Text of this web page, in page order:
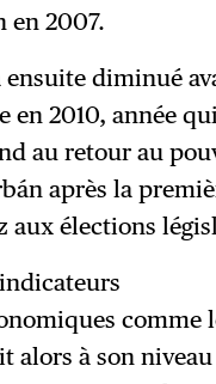
en 2007.
ensuite diminué
en 2010, année qui
au retour au
après la
aux élections
comme
alors à son